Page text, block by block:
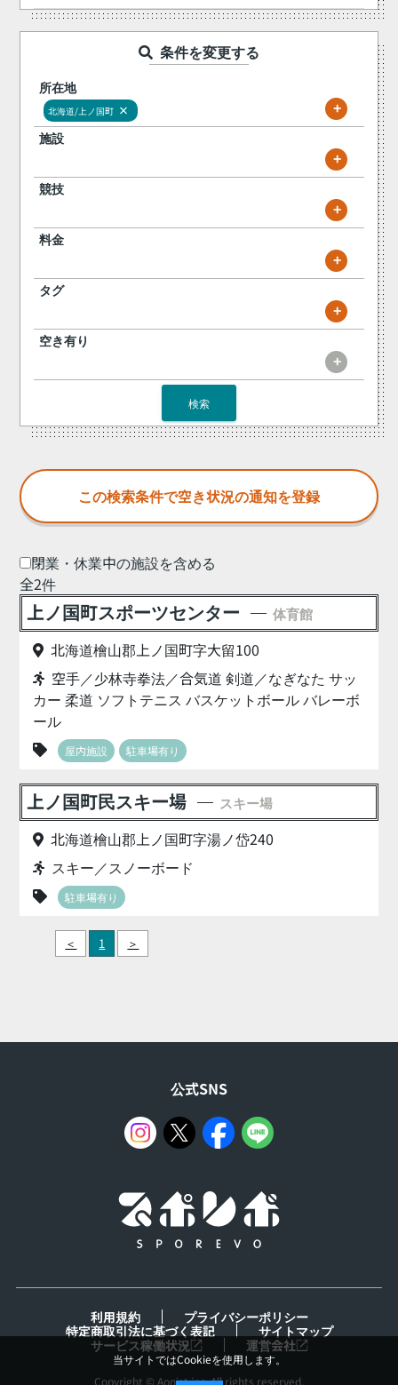
閉業・休業中の施設を含める
全2件
上ノ国町スポーツセンター 体育館
北海道檜山郡上ノ国町字大留100
空手／少林寺拳法／合気道 剣道／なぎなた サッ
カー 柔道 ソフトテニス バスケットボール バレーボ
ール
屋内施設 駐車場有り
上ノ国町民スキー場 スキー場
北海道檜山郡上ノ国町字湯ノ岱240
スキー／スノーボード
駐車場有り
＜ 1 ＞
条件を変更する
所在地
北海道/上ノ国町 × +
施設
+
競技
+
料金
+
タグ
+
空き有り
+
検索
公式SNS
利用規約
プライバシーポリシー
特定商取引法に基づく表記
サイトマップ
サービス稼働状況
運営会社
Copyright © Aonist inc. All rights reserved.